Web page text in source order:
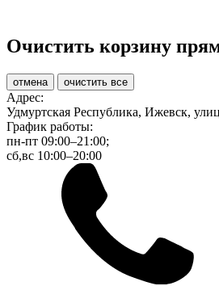
Очистить корзину
отмена очистить все
Адрес:
Удмуртская Республика, Ижевск,
График работы:
пн-пт 09:00–21:00;
сб,вс 10:00–20:00